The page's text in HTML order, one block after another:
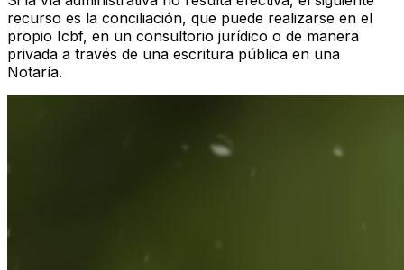
recurso es la conciliación, que puede realizarse en el
propio Icbf, en un consultorio jurídico o de manera
privada a través de una escritura pública en una
Notaría.